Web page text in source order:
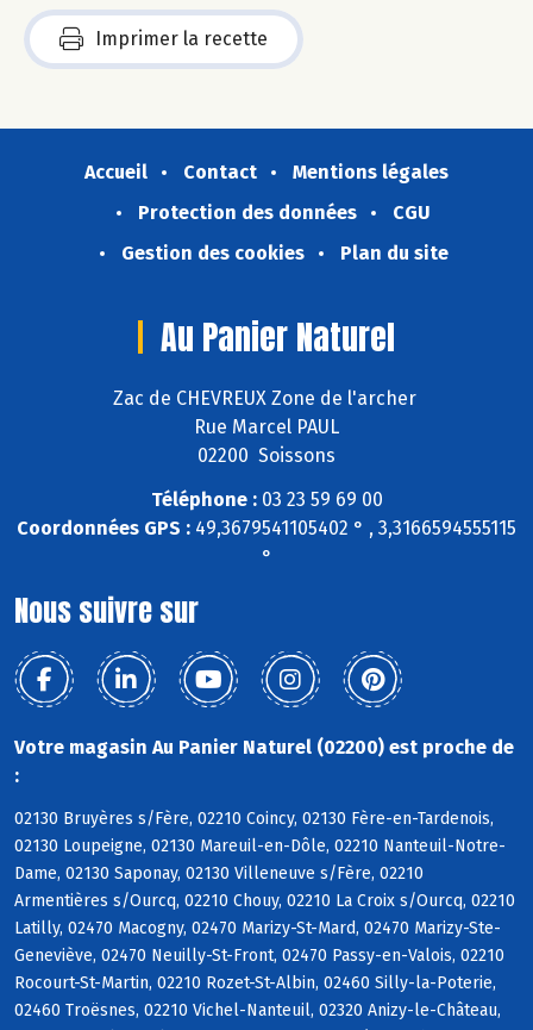
Imprimer la recette
Accueil Contact
Mentions légales
Protection des données
CGU
Gestion des cookies
Plan du site
Au Panier Naturel
Zac de CHEVREUX Zone de l'archer
Rue Marcel PAUL
02200 Soissons
Téléphone :03 23 59 69 00
Coordonnées GPS : 49,3679541105402 ° , 3,3166594555115
°
Nous suivre sur
Votre magasin Au Panier Naturel (02200) est proche de
:
02130 Bruyères s/Fère, 02210 Coincy, 02130 Fère-en-Tardenois,
02130 Loupeigne, 02130 Mareuil-en-Dôle, 02210 Nanteuil-Notre-
Dame, 02130 Saponay, 02130 Villeneuve s/Fère, 02210
Armentières s/Ourcq, 02210 Chouy, 02210 La Croix s/Ourcq, 02210
Latilly, 02470 Macogny, 02470 Marizy-St-Mard, 02470 Marizy-Ste-
Geneviève, 02470 Neuilly-St-Front, 02470 Passy-en-Valois, 02210
Rocourt-St-Martin, 02210 Rozet-St-Albin, 02460 Silly-la-Poterie,
02460 Troësnes, 02210 Vichel-Nanteuil, 02320 Anizy-le-Château,